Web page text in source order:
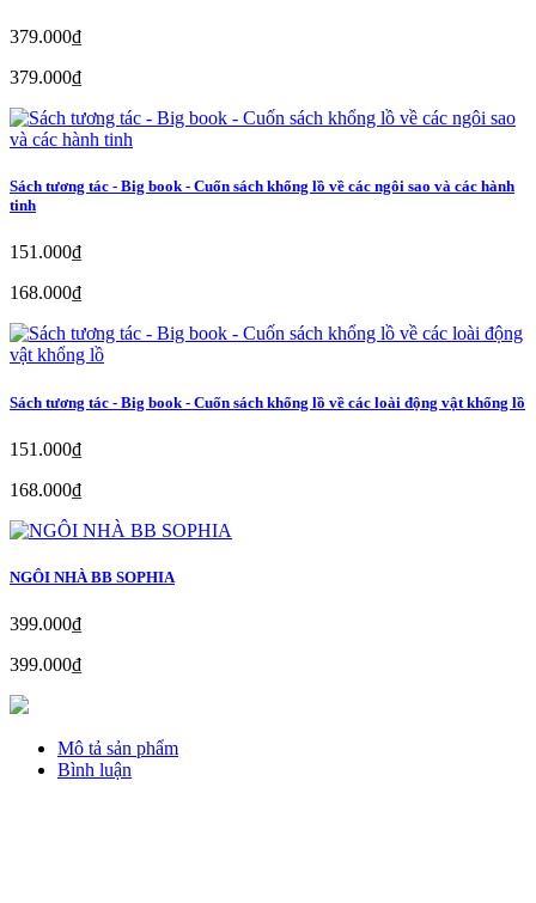
379.000₫
379.000₫
Sách tương tác - Big book - Cuốn sách khổng lồ về các ngôi sao và các hành
tinh
151.000₫
168.000₫
Sách tương tác - Big book - Cuốn sách khổng lồ về các loài động vật khổng lồ
151.000₫
168.000₫
NGÔI NHÀ BB SOPHIA
399.000₫
399.000₫
Mô tả sản phẩm
Bình luận